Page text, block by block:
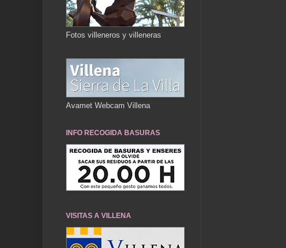
...
Fotos villeneros y villeneras
Avamet Webcam Villena
INFO RECOGIDA BASURAS
VISITAS A VILLENA